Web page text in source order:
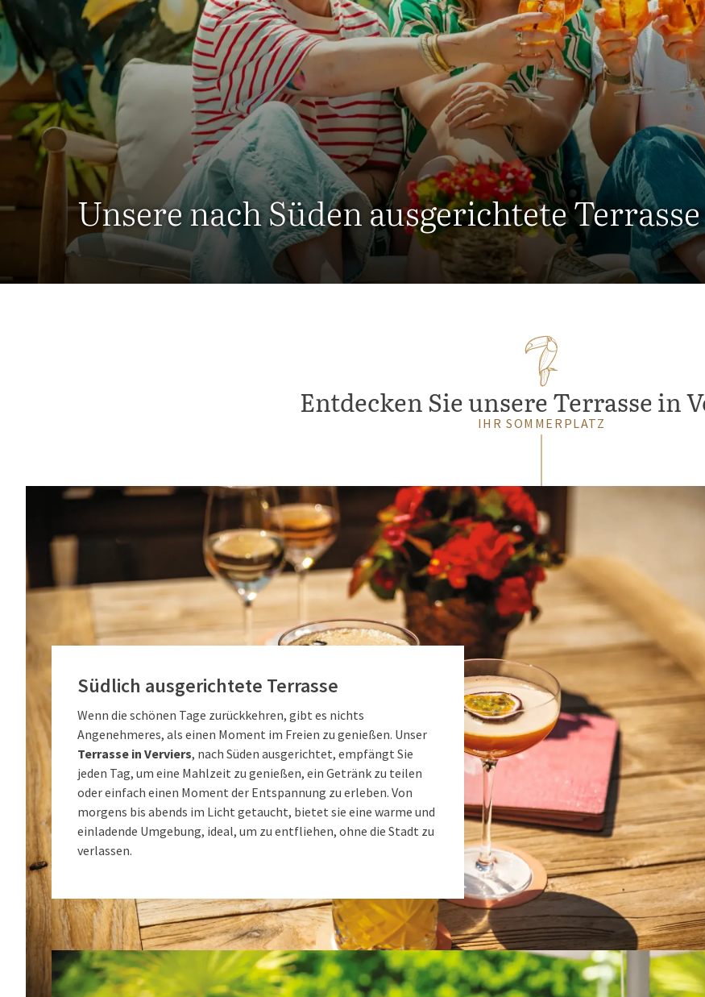
Unsere nach Süden ausgerichtete Terrasse
Entdecken Sie unsere Terrasse in
IHR SOMMERPLATZ
Südlich ausgerichtete Terrasse
Wenn die schönen Tage zurückkehren, gibt es nichts
Angenehmeres, als einen Moment im Freien zu genießen. Unser
Terrasse in Verviers, nach Süden ausgerichtet, empfängt Sie
jeden Tag, um eine Mahlzeit zu genießen, ein Getränk zu teilen
oder einfach einen Moment der Entspannung zu erleben. Von
morgens bis abends im Licht getaucht, bietet sie eine warme und
einladende Umgebung, ideal, um zu entfliehen, ohne die Stadt zu
verlassen.